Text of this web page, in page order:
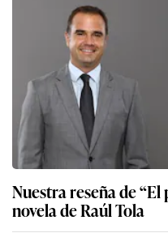
Nuestra reseña de “El
novela de Raúl Tola